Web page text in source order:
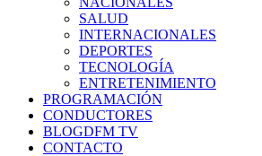
SALUD
INTERNACIONALES
DEPORTES
TECNOLOGÍA
ENTRETENIMIENTO
PROGRAMACIÓN
CONDUCTORES
BLOGDFM TV
CONTACTO